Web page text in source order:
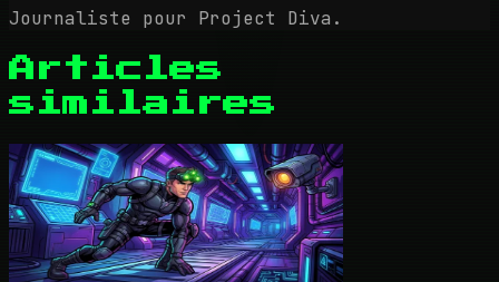
Journaliste pour Project Diva.
Articles
similaires